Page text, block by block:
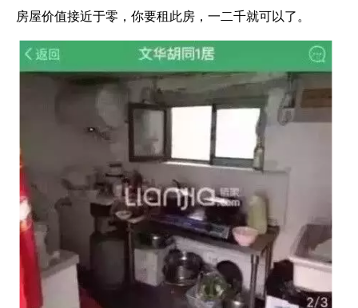
房屋价值接近于零，你要租此房，一二千就可以了。